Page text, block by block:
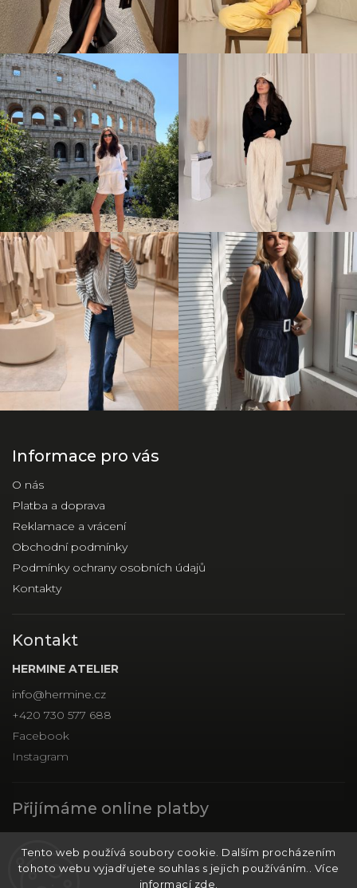
Tento web používá soubory cookie. Dalším procházením
tohoto webu vyjadřujete souhlas s jejich používáním.. Více
informací zde
Informace pro vás
O nás
Platba a doprava
Reklamace a vrácení
Obchodní podmínky
Podmínky ochrany osobních údajů
Kontakty
Kontakt
HERMINE ATELIER
info@hermine.cz
+420 730 577 688
Facebook
Instagram
Přijímáme online platby